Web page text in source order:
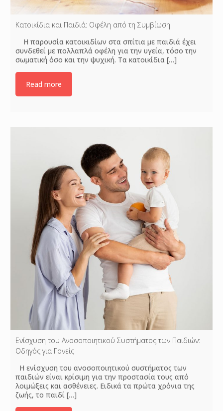
Κατοικίδια και Παιδιά: Οφέλη από τη Συμβίωση
Η παρουσία κατοικιδίων στα σπίτια με παιδιά έχει
συνδεθεί με πολλαπλά οφέλη για την υγεία, τόσο την
σωματική όσο και την ψυχική. Τα κατοικίδια […]
Read more
Ενίσχυση του Ανοσοποιητικού Συστήματος των Παιδιών:
Οδηγός για Γονείς
Η ενίσχυση του ανοσοποιητικού συστήματος των
παιδιών είναι κρίσιμη για την προστασία τους από
λοιμώξεις και ασθένειες. Ειδικά τα πρώτα χρόνια της
ζωής, το παιδί[…]